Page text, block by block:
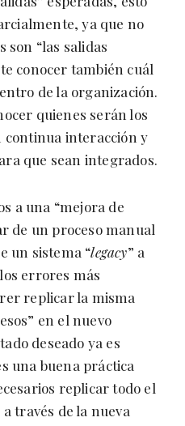
ya que no
son “las salidas
conocer también cuál
de la organización.
quienes serán los
continua interacción y
que sean integrados.
a una “mejora de
de un proceso manual
un sistema “legacy” a
errores más
replicar la misma
en el nuevo
deseado ya es
una buena práctica
replicar todo el
través de la nueva